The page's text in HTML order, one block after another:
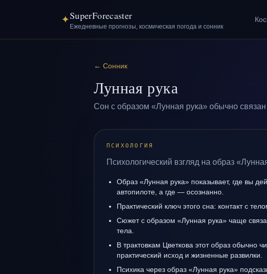
✦SuperForecaster
Ежедневные прогнозы, космическая погода и сонник
← Сонник
Лунная рука
Сон с образом «Лунная рука» обычно
ПСИХОЛОГИЯ
Психологический взгляд на образ
Образ «Лунная рука» показывает, где вы
автопилоте, а где — осознанно.
Практический ключ этого сна: контакт с
Сюжет с образом «Лунная рука» чаще
тела.
В трактовкам Цветкова этот образ обычно
практический исход и жизненные развилки.
Психика через образ «Лунная рука»